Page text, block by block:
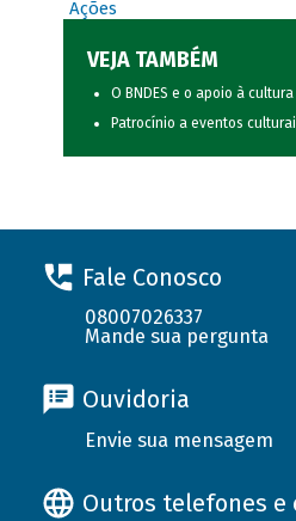
Ações
VEJA TAMBÉM
O BNDES e o apoio à cultura
Patrocínio a eventos
Fale Conosco
08007026337
Mande sua pergunta
Ouvidoria
Envie sua mensagem
Outros telefones e